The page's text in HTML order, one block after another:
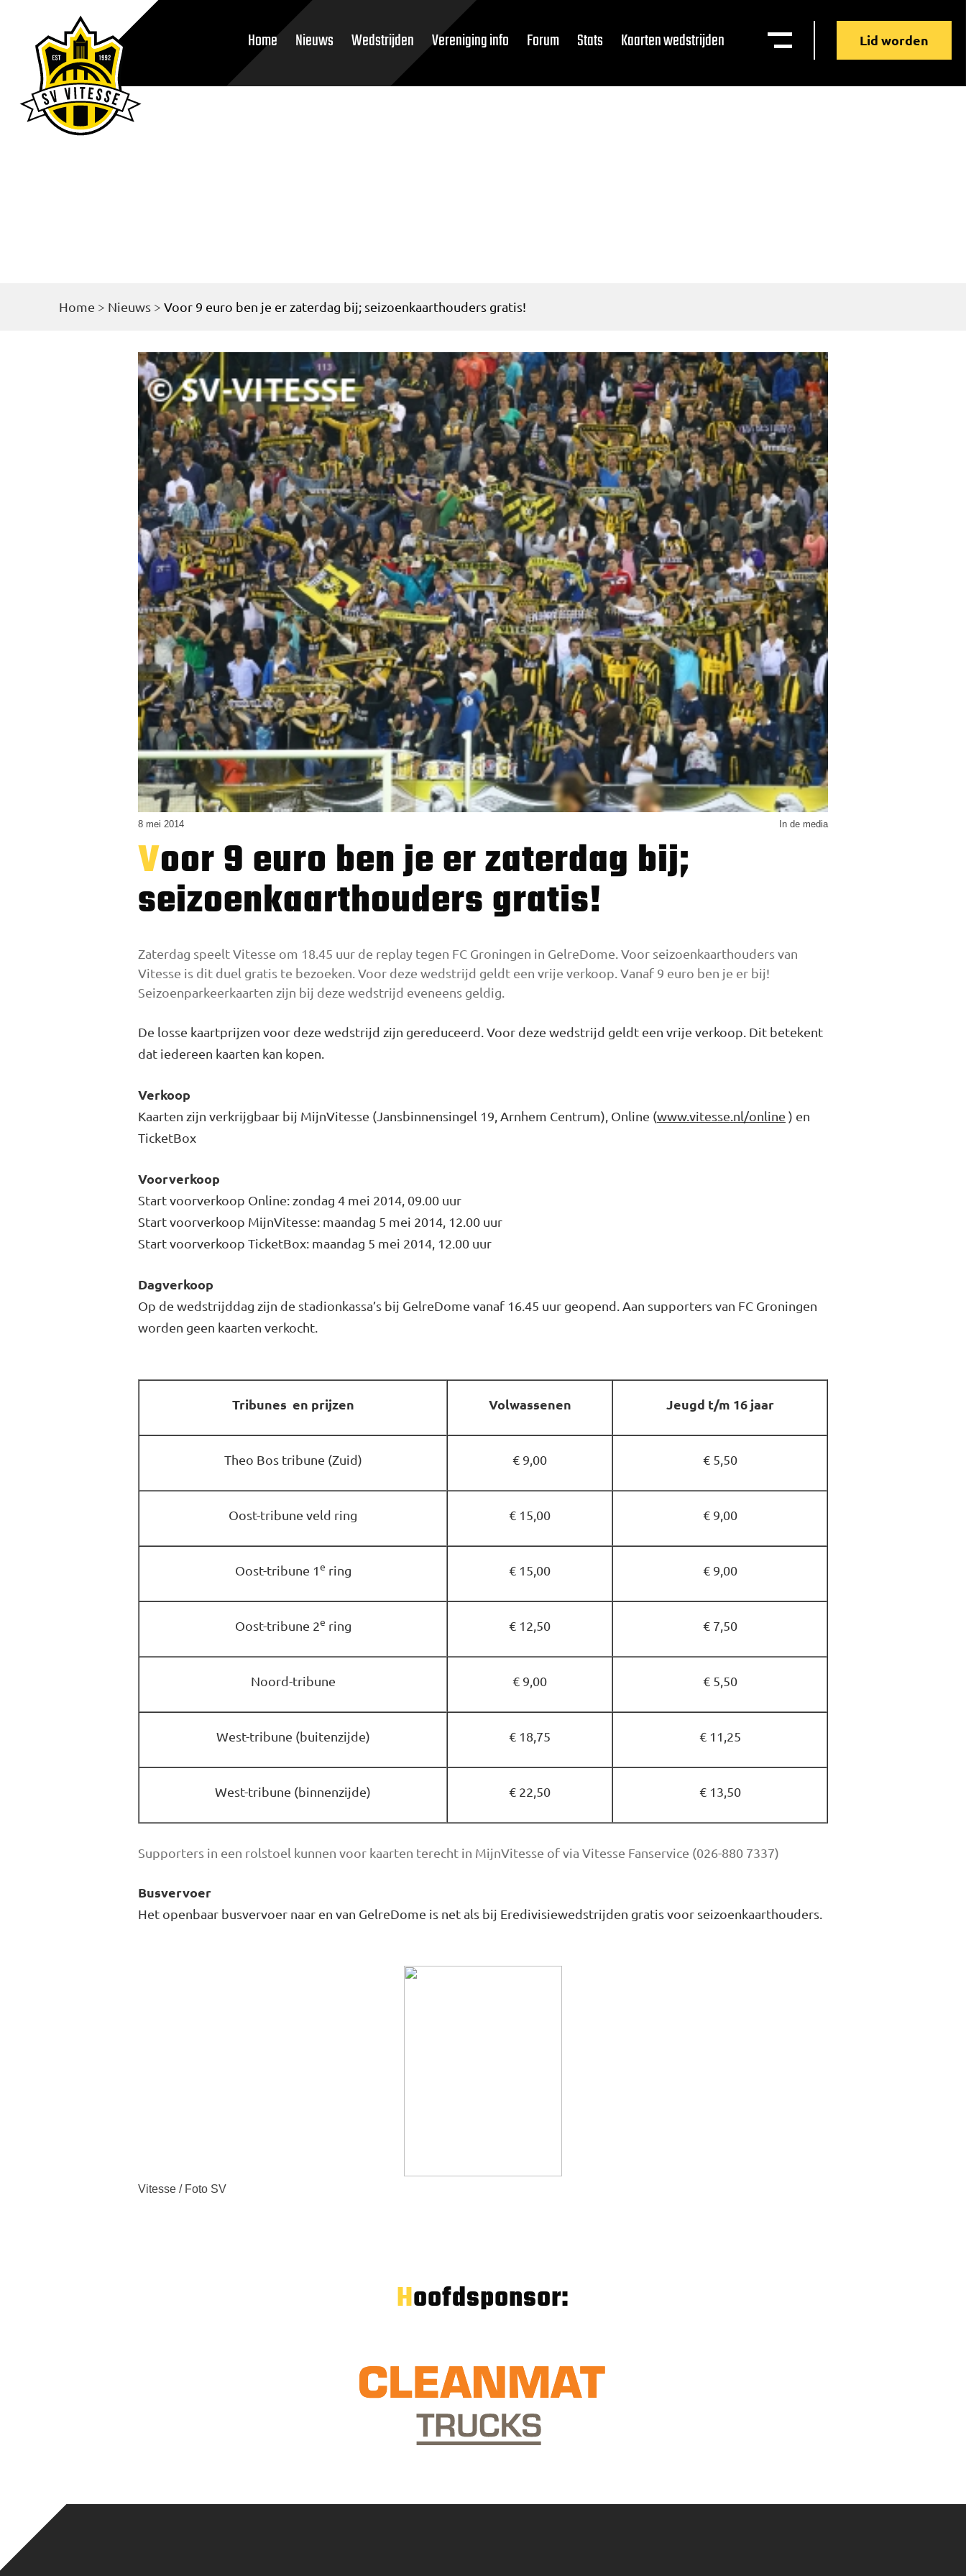
Home Nieuws Wedstrijden Vereniging info Forum Stats Kaarten wedstrijden Lid worden
Home > Nieuws > Voor 9 euro ben je er zaterdag bij; seizoenkaarthouders gratis!
8 mei 2014 In de media
Voor 9 euro ben je er zaterdag bij;
seizoenkaarthouders gratis!
Zaterdag speelt Vitesse om 18.45 uur de replay tegen FC Groningen in GelreDome. Voor seizoenkaarthouders van
Vitesse is dit duel gratis te bezoeken. Voor deze wedstrijd geldt een vrije verkoop. Vanaf 9 euro ben je er bij!
Seizoenparkeerkaarten zijn bij deze wedstrijd eveneens geldig.
De losse kaartprijzen voor deze wedstrijd zijn gereduceerd. Voor deze wedstrijd geldt een vrije verkoop. Dit betekent
dat iedereen kaarten kan kopen.
Verkoop
Kaarten zijn verkrijgbaar bij MijnVitesse (Jansbinnensingel 19, Arnhem Centrum), Online (www.vitesse.nl/online ) en
TicketBox
Voorverkoop
Start voorverkoop Online: zondag 4 mei 2014, 09.00 uur
Start voorverkoop MijnVitesse: maandag 5 mei 2014, 12.00 uur
Start voorverkoop TicketBox: maandag 5 mei 2014, 12.00 uur
Dagverkoop
Op de wedstrijddag zijn de stadionkassa’s bij GelreDome vanaf 16.45 uur geopend. Aan supporters van FC Groningen
worden geen kaarten verkocht.
Tribunes en prijzen Volwassenen Jeugd t/m 16 jaar
Theo Bos tribune (Zuid) € 9,00 € 5,50
Oost-tribune veld ring € 15,00 € 9,00
Oost-tribune 1e ring € 15,00 € 9,00
Oost-tribune 2e ring € 12,50 € 7,50
Noord-tribune € 9,00 € 5,50
West-tribune (buitenzijde) € 18,75 € 11,25
West-tribune (binnenzijde) € 22,50 € 13,50
Supporters in een rolstoel kunnen voor kaarten terecht in MijnVitesse of via Vitesse Fanservice (026-880 7337)
Busvervoer
Het openbaar busvervoer naar en van GelreDome is net als bij Eredivisiewedstrijden gratis voor seizoenkaarthouders.
Vitesse / Foto SV
Hoofdsponsor: